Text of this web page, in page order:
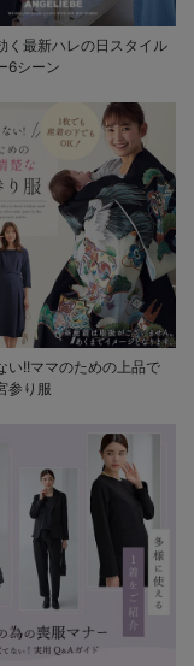
く最新ハレの日スタイル
6シーン
い!!ママのための上品で
参り服